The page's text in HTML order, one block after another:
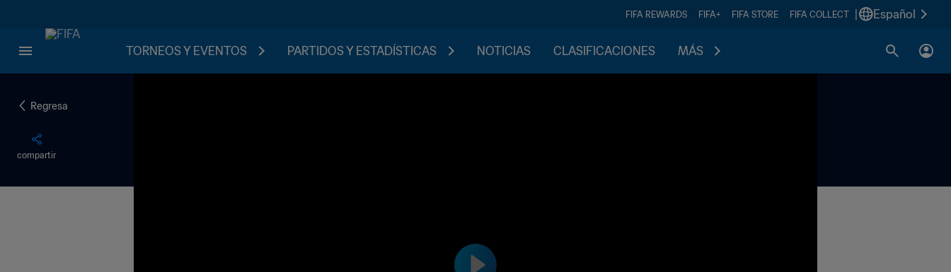
FIFA REWARDS FIFA+ FIFA STORE FIFA COLLECT Español
TORNEOS Y EVENTOS PARTIDOS Y ESTADÍSTICAS NOTICIAS CLASIFICACIONES MÁS
Regresa
compartir